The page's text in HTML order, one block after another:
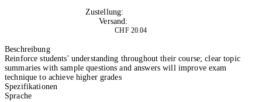
Zustellung:
Versand:
CHF 20.04
Beschreibung
Reinforce students' understanding throughout their course; clear topic
summaries with sample questions and answers will improve exam
technique to achieve higher grades
Spezifikationen
Sprache